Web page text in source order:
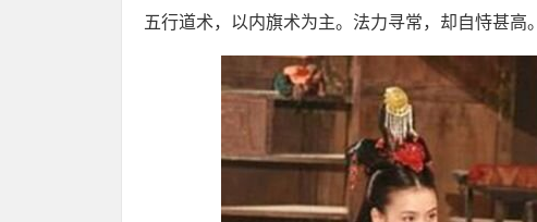
五行道术，以内旗术为主。法力寻常，却自恃甚高。